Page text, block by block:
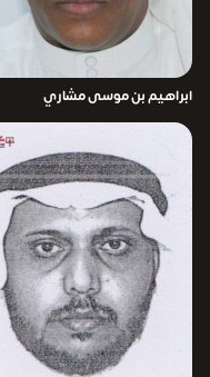
ابراهيم بن موسى مشاري